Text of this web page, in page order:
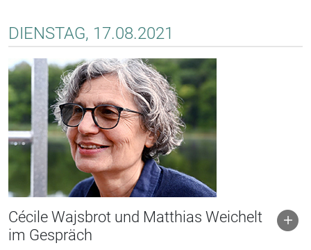
DIENSTAG, 17.08.2021
Cécile Wajsbrot und Matthias Weichelt
im Gespräch